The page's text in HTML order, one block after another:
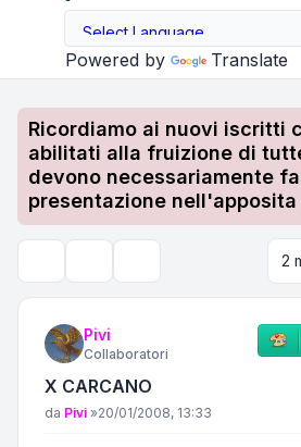
Powered by Translate
Ricordiamo ai nuovi iscritti
abilitati alla fruizione di
devono necessariamente
presentazione nell'apposita
2
Pivi
Collaboratori
X CARCANO
Messaggio
da Pivi »20/01/2008, 13:33